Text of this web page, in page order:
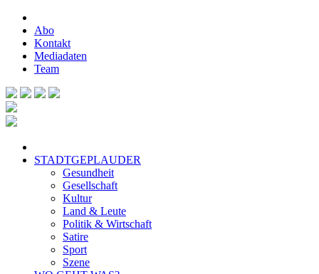
Abo
Kontakt
Mediadaten
Team
STADTGEPLAUDER
Gesundheit
Gesellschaft
Kultur
Land & Leute
Politik & Wirtschaft
Satire
Sport
Szene